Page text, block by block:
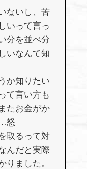
ないし、苦
いって言っ
分を並べ分
いなんて知
か知りたい
て言い方も
たお金がか
怒
取るって対
んだと実際
りました。